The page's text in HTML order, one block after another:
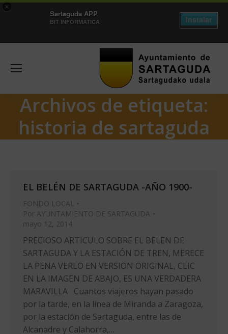
×
Sartaguda APP
BIT INFORMATICA Instalar
Archivos de etiqueta:
historia de sartaguda
EL BELÉN DE SARTAGUDA -AÑO 1900-
FONDO LOCAL
Por AYUNTAMIENTO DE SARTAGUDA
mayo 12, 2014
PRECIOSO ARTICULO SOBRE EL BELEN DE
SARTAGUDA Y LA ESTACIÓN DE TREN, MERECE
LA PENA VERLO EN VERSION ORIGINAL, CLIC
EN LA IMAGEN DE ABAJO, ES UNA VERDADERA
MARAVILLA Cuantos viajeros hayan pasado
por la tarde, en la linea de Miranda a Zaragoza,
por la estación de Sartaguda, entre las de
Alcanadre y Calahorra,…